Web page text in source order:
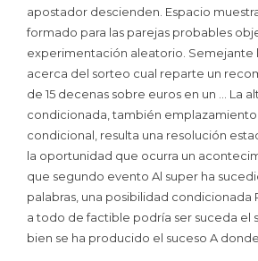
apostador descienden. Espacio
formado para las parejas probables
experimentación aleatorio. Semejante
acerca del sorteo cual reparte un
de 15 decenas sobre euros en un … La
condicionada, también
condicional, resulta una resolución
la oportunidad que ocurra un
que segundo evento Al super ha
palabras, una posibilidad condicionada
a todo de factible podrí­a ser suceda el
bien se ha producido el suceso A